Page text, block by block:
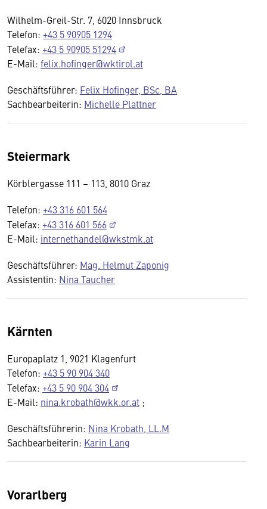
Wilhelm-Greil-Str. 7, 6020 Innsbruck
Telefon: +43 5 90905 1294
Telefax: +43 5 90905 51294
E-Mail: felix.hofinger@wktirol.at
Geschäftsführer: Felix Hofinger, BSc, BA
Sachbearbeiterin: Michelle Plattner
Steiermark
Körblergasse 111 – 113, 8010 Graz
Telefon: +43 316 601 564
Telefax: +43 316 601 566
E-Mail: internethandel@wkstmk.at
Geschäftsführer: Mag. Helmut Zaponig
Assistentin: Nina Taucher
Kärnten
Europaplatz 1, 9021 Klagenfurt
Telefon: +43 5 90 904 340
Telefax: +43 5 90 904 304
E-Mail: nina.krobath@wkk.or.at ;
Geschäftsführerin: Nina Krobath, LL.M
Sachbearbeiterin: Karin Lang
Vorarlberg